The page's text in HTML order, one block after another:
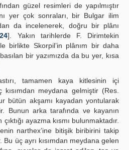
güzel resimleri de yapılmıştır
yer çok sonraları, bir Bulgar ilim
da incelenerek, doğru bir plânı
24]. Yakın tarihlerde F. Dirimtekin
birlikte Skorpil’in plânım bir daha
bir yazımızda da bu yer, kısa
tamamen kaya kitlesinin içi
meydana gelmiştir (Res.
bütün akşamı kayadan yontularak
Bunun arka tarafında ve kayanın
ayazma kısmı bulunmaktadır.
narthex’ine bitişik biribirini takip
üç ayrı kısımdan meydana gelen